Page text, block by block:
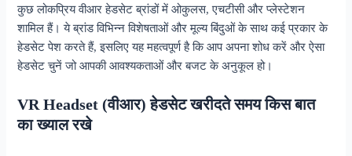
कुछ लोकप्रिय वीआर हेडसेट ब्रांडों में ओकुलस, एचटीसी और प्लेस्टेशन
शामिल हैं। ये ब्रांड विभिन्न विशेषताओं और मूल्य बिंदुओं के साथ कई प्रकार के
हेडसेट पेश करते हैं, इसलिए यह महत्वपूर्ण है कि आप अपना शोध करें और ऐसा
हेडसेट चुनें जो आपकी आवश्यकताओं और बजट के अनुकूल हो।
VR Headset (वीआर) हेडसेट खरीदते समय किस बात
का ख्याल रखे